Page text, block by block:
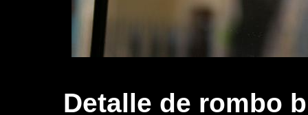
Detalle de rombo